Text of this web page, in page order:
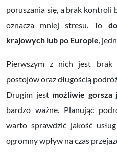
poruszania się, a brak kontroli
oznacza mniej stresu. To
krajowych lub po Europie,
Pierwszym z nich jest brak
postojów oraz długością
Drugim jest możliwie gorsza
bardzo ważne. Planując
warto sprawdzić jakość
ogromny wpływ na czas